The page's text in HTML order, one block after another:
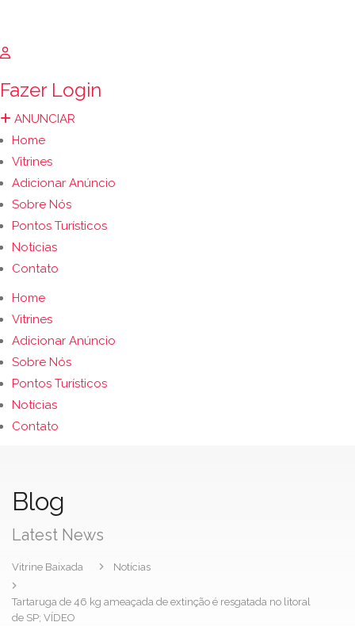
Fazer Login
ANUNCIAR
Home
Vitrines
Adicionar Anúncio
Sobre Nós
Pontos Turísticos
Notícias
Contato
Home
Vitrines
Adicionar Anúncio
Sobre Nós
Pontos Turísticos
Notícias
Contato
Blog
Latest News
Vitrine Baixada Notícias
Tartaruga de 46 kg ameaçada de extinção é resgatada no litoral
de SP; VÍDEO